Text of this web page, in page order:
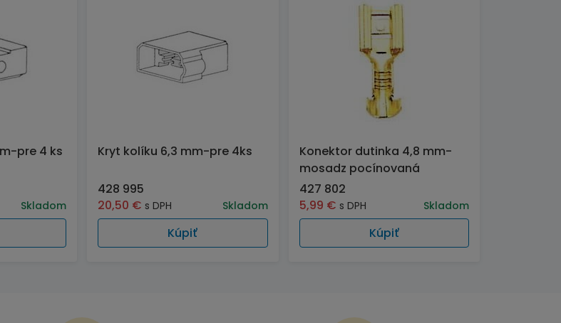
pre 4 ks
Skladom
Kryt kolíku 6,3 mm-pre 4ks
428 995
20,50 € s DPH Skladom
Kúpiť
Konektor dutinka 4,8 mm-
mosadz pocínovaná
427 802
5,99 € s DPH Skladom
Kúpiť